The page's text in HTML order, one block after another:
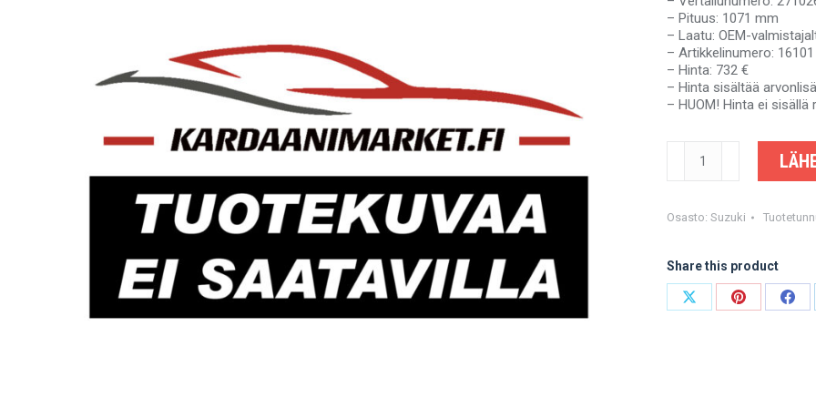
– Pituus: 1071 mm
– Laatu: OEM-
– Artikkelinumero: 16101
– Hinta: 732 €
– Hinta sisältää
– HUOM! Hinta ei sisällä
VITARA
-
määrä
Osasto: Suzuki
Share this product
Share
Share